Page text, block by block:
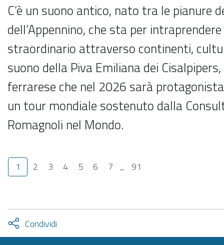
C’è un suono antico, nato tra le pianure
dell’Appennino, che sta per
straordinario attraverso continenti,
suono della Piva Emiliana dei
ferrarese che nel 2026 sarà
un tour mondiale sostenuto dalla
Romagnoli nel Mondo.
1 2 3 4 5 6 7 ... 91
Condividi
facebook
twitter
Attiva
condividi